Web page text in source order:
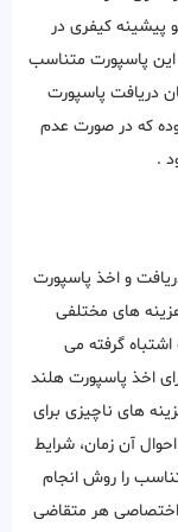
پیشینه کیفری در
پاسپورت متناسب
، مدت زمان دریافت پاسپورت
موسسه ثبتا بین 6 الی 12 ماه بوده که در صورت عدم
.
و اخذ پاسپورت
های مختلفی
گرفته می
اخذ پاسپورت هلند
های ناچیزی برای
آن زمان، شرایط
را روش انجام
اختصاصی هر متقاضی